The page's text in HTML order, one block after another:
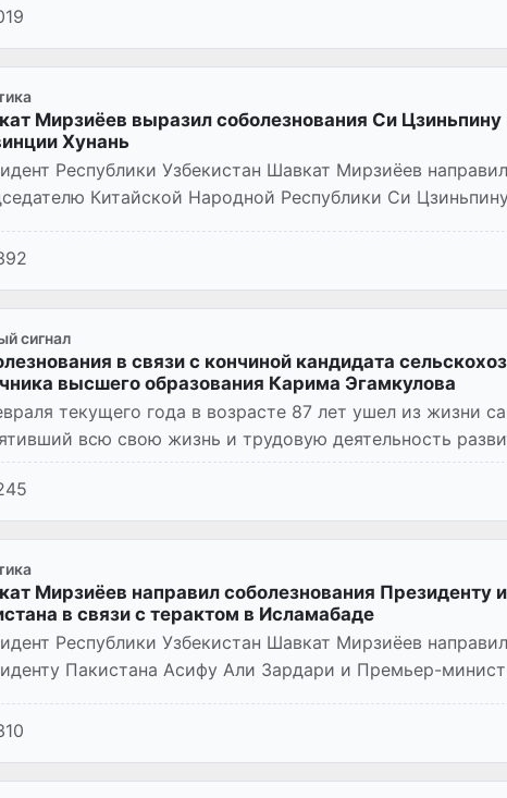
Мирзиёев выразил соболезнования Си Цзиньпину
Хунань
Республики Узбекистан Шавкат Мирзиёев
Китайской Народной Республики Си
сигнал
в связи с кончиной кандидата
высшего образования Карима Эгамкулова
текущего года в возрасте 87 лет ушел из жизни
всю свою жизнь и трудовую деятельность
кандидат с...
Мирзиёев направил соболезнования Президенту
в связи с терактом в Исламабаде
Республики Узбекистан Шавкат Мирзиёев
Пакистана Асифу Али Зардари и Премьер-